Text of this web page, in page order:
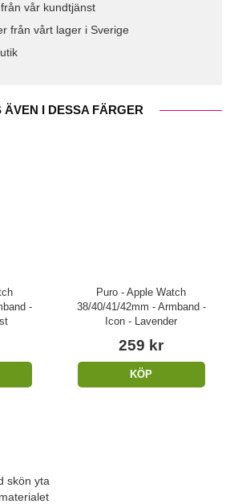
vår kundtjänst
från vårt lager i Sverige
ÄVEN I DESSA FÄRGER
-
Puro - Apple Watch
38/40/41/42mm - Armband -
Icon - Lavender
259 kr
KÖP
skön yta